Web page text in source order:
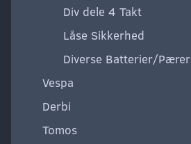
Div dele 4 Takt
Låse Sikkerhed
Diverse Batterier/Pærer
Vespa
Derbi
Tomos